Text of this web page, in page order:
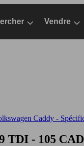
Vendre
Caddy -
TDI - 105